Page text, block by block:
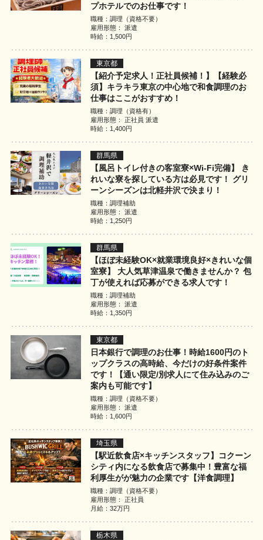
プホテルでのお仕事です！
職種：調理（資格不要）
雇用形態： 派遣
時給：1,500円
東京都
【紹介予定求人！正社員候補！】【経験必
須】キラキラ東京の中心地で和食調理のお
仕事はここがおすすめ！
職種：調理（資格有）
雇用形態： 正社員 派遣
時給：1,400円
群馬県
【風呂トイレ付きの客室寮×Wi-Fi完備】 き
れいな寮を探している方は必見です！ グリ
ーンシーズンは北軽井沢で決まり！
職種：調理補助
雇用形態： 派遣
時給：1,250円
群馬県
【ほぼ未経験OK×就業環境良好×きれいな個
室寮】 大人気草津温泉で働きませんか？ 包
丁が使えれば応募ができる求人です！
職種：調理補助
雇用形態： 派遣
時給：1,350円
東京都
日本銀行で調理のお仕事！時給1600円のト
ップクラスの高時給、今だけの好条件案件
です！【通い限定/別求人にて住み込みのご
案内も可能です】
職種：調理（資格不要）
雇用形態： 派遣
時給：1,600円
埼玉県
【駅近飲食店×キッチンスタッフ】コクーン
シティ内になる飲食店で募集中！豊富な福
利厚生がが魅力の企業です【洋食調理】
職種：調理（資格不要）
雇用形態： 正社員
月給：32万円
栃木県